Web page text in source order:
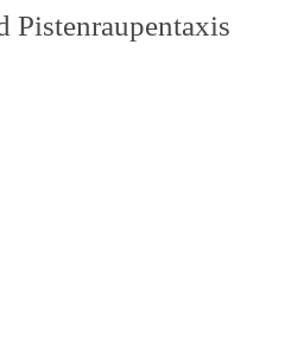
Pistenraupentaxis